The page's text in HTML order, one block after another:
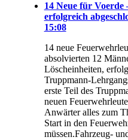
14 Neue für
erfolgreich
15:08
14 neue
absolvierten 12
Löscheinheiten,
Truppmann-
erste Teil des
neuen
Anwärter alles zum
Start in den
müssen.Fahrzeug-